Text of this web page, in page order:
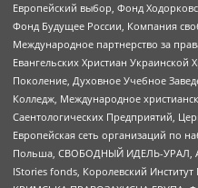
Европейский выбор, Фонд
Фонд Будущее России, Компания
Международное партнерство за
Евангельских Христиан Украинской
Поколение, Духовное Учебное
Колледж, Международное
Саентологических Предприятий,
Европейская сеть организаций по
Польша, СВОБОДНЫЙ ИДЕЛЬ-УРАЛ,
IStories fonds, Королевский